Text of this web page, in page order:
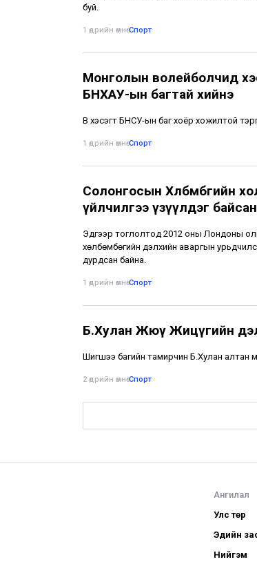
буй.
1 өдрийн өмнө•Спорт
Монголын волейболчид
БНХАУ-ын багтай хийнэ
В хэсэгт БНСУ-ын баг хоёр хожилтой
1 өдрийн өмнө•Спорт
Солонгосын Хөлбөмбөгийн
үйлчилгээ үзүүлдэг
Эдгээр тоглолтод 2012 оны Лондоны
хөлбөмбөгийн дэлхийн аваргын
дурдсан байна.
1 өдрийн өмнө•Спорт
Б.Хулан Жюү Жицүгийн
Шигшээ багийн тамирчин Б.Хулан алтан
2 өдрийн өмнө•Спорт
Ангилал
Улс төр
Эдийн
Нийгэм